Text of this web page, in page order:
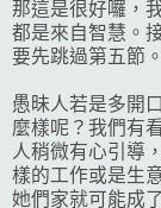
那這是很好囉，
都是來自智慧。
要先跳過第五節。
愚昧人若是多開
麼樣呢？我們有
人稍微有心引導
樣的工作或是生
她們家就可能成